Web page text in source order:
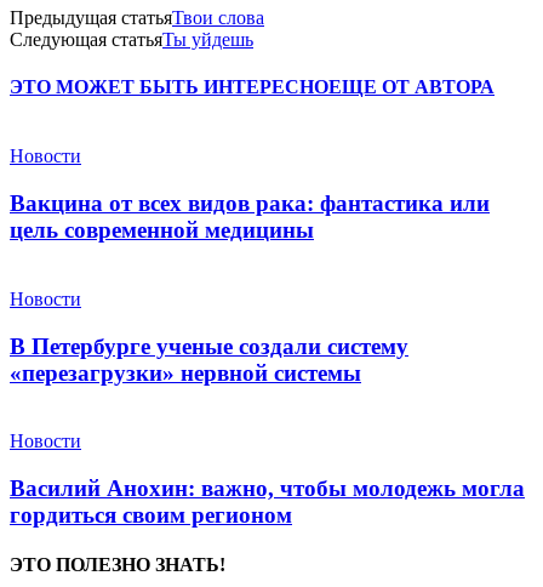
Предыдущая статьяТвои слова
Следующая статьяТы уйдешь
ЭТО МОЖЕТ БЫТЬ ИНТЕРЕСНОЕЩЕ ОТ АВТОРА
Новости
Вакцина от всех видов рака: фантастика или
цель современной медицины
Новости
В Петербурге ученые создали систему
«перезагрузки» нервной системы
Новости
Василий Анохин: важно, чтобы молодежь могла
гордиться своим регионом
ЭТО ПОЛЕЗНО ЗНАТЬ!